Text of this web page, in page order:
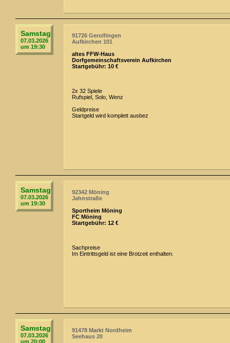
Samstag
07.03.2026
um 19:30
91726 Gerolfingen
Aufkirchen 101
altes FFW-Haus
Dorfgemeinschaftsverein Aufkirchen
Startgebühr: 10 €
2x 32 Spiele
Rufspiel, Solo, Wenz
Geldpreise
Startgeld wird komplett ausbez
Samstag
07.03.2026
um 19:30
92342 Möning
Jahnstraße
Sportheim Möning
FC Möning
Startgebühr: 12 €
Sachpreise
Im Eintrittsgeld ist eine Brotzeit enthalten.
Samstag
07.03.2026
um 20:00
91478 Markt Nordheim
Seehaus 20